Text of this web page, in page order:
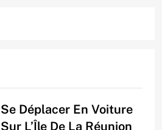
Se Déplacer En Voiture
Sur L’Île De La Réunion